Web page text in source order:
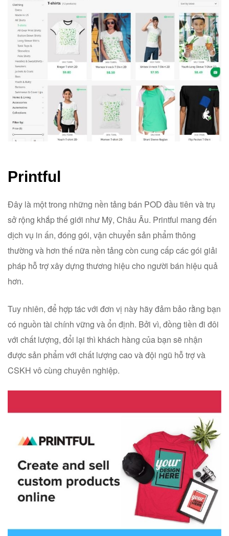
Printful
Đây là một trong những nền tảng bán POD đầu tiên và trụ
sở rộng khắp thế giới như Mỹ, Châu Âu. Printful mang đến
dịch vụ in ấn, đóng gói, vận chuyển sản phẩm thông
thường và hơn thế nữa nền tảng còn cung cấp các gói giải
pháp hỗ trợ xây dựng thương hiệu cho người bán hiệu quả
hơn.
Tuy nhiên, để hợp tác với đơn vị này hãy đảm bảo rằng bạn
có nguồn tài chính vững và ổn định. Bởi vì, đồng tiền đi đôi
với chất lượng, đổi lại thì khách hàng của bạn sẽ nhận
được sản phẩm với chất lượng cao và đội ngũ hỗ trợ và
CSKH vô cùng chuyên nghiệp.